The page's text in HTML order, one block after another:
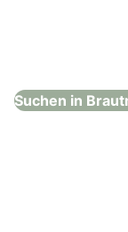
Suchen in